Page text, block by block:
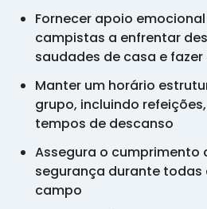
Fornecer apoio
campistas a enfrentar
saudades de casa e
Manter um horário
grupo, incluindo
tempos de descanso
Assegura o
segurança durante
campo